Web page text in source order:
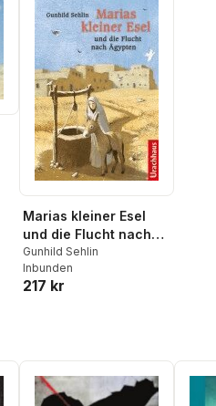
Marias kleiner Esel
und die Flucht nach
Ägypten
Gunhild Sehlin
Inbunden
217 kr